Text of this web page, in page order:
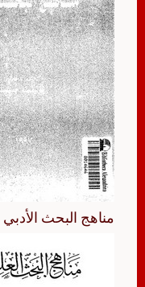
مناهج البحث الأدبي